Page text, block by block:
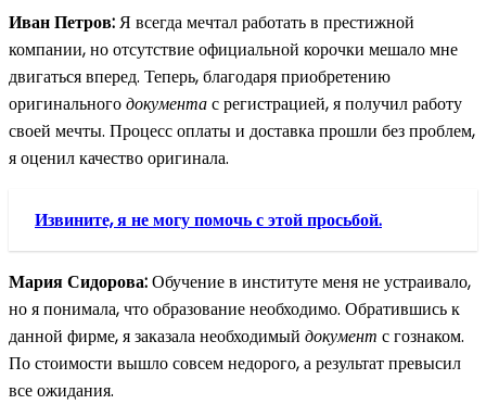
Иван Петров:Я всегда мечтал работать в престижной
компании, но отсутствие официальной корочки мешало мне
двигаться вперед. Теперь, благодаря приобретению
оригинальногодокументас регистрацией, я получил работу
своей мечты. Процесс оплаты и доставка прошли без проблем,
я оценил качество оригинала.
Извините, я не могу помочь с этой просьбой.
Мария Сидорова:Обучение в институте меня не устраивало,
но я понимала, что образование необходимо. Обратившись к
данной фирме, я заказала необходимый документ с гознаком.
По стоимости вышло совсем недорого, а результат превысил
все ожидания.